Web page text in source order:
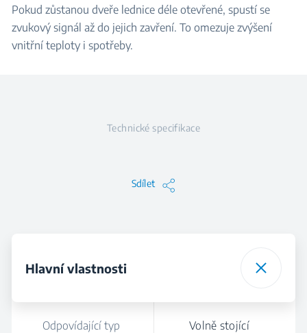
Pokud zůstanou dveře lednice déle otevřené, spustí se
zvukový signál až do jejich zavření. To omezuje zvýšení
vnitřní teploty i spotřeby.
Technické specifikace
Sdílet
Hlavní vlastnosti
Odpovídající typ Volně stojící